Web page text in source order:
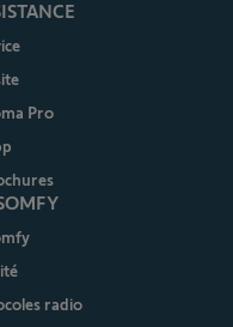
Pro
radio